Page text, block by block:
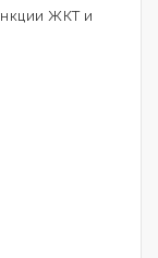
ЖКТ и